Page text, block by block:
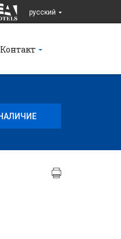
pусский
Контакт